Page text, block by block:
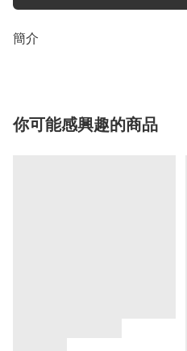
簡介
你可能感興趣的商品